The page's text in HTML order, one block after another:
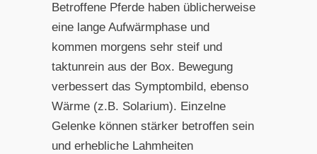
Betroffene Pferde haben üblicherweise
eine lange Aufwärmphase und
kommen morgens sehr steif und
taktunrein aus der Box. Bewegung
verbessert das Symptombild, ebenso
Wärme (z.B. Solarium). Einzelne
Gelenke können stärker betroffen sein
und erhebliche Lahmheiten